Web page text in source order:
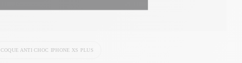
COQUE ANTI CHOC IPHONE XS PLUS